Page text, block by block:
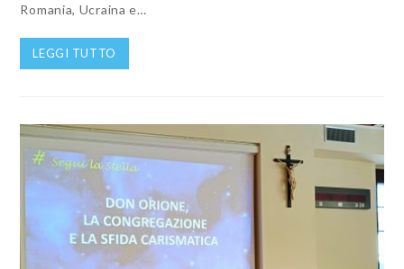
Romania, Ucraina e…
LEGGI TUTTO